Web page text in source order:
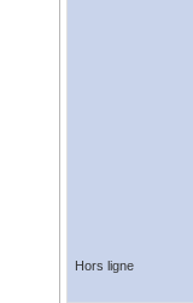
Hors ligne